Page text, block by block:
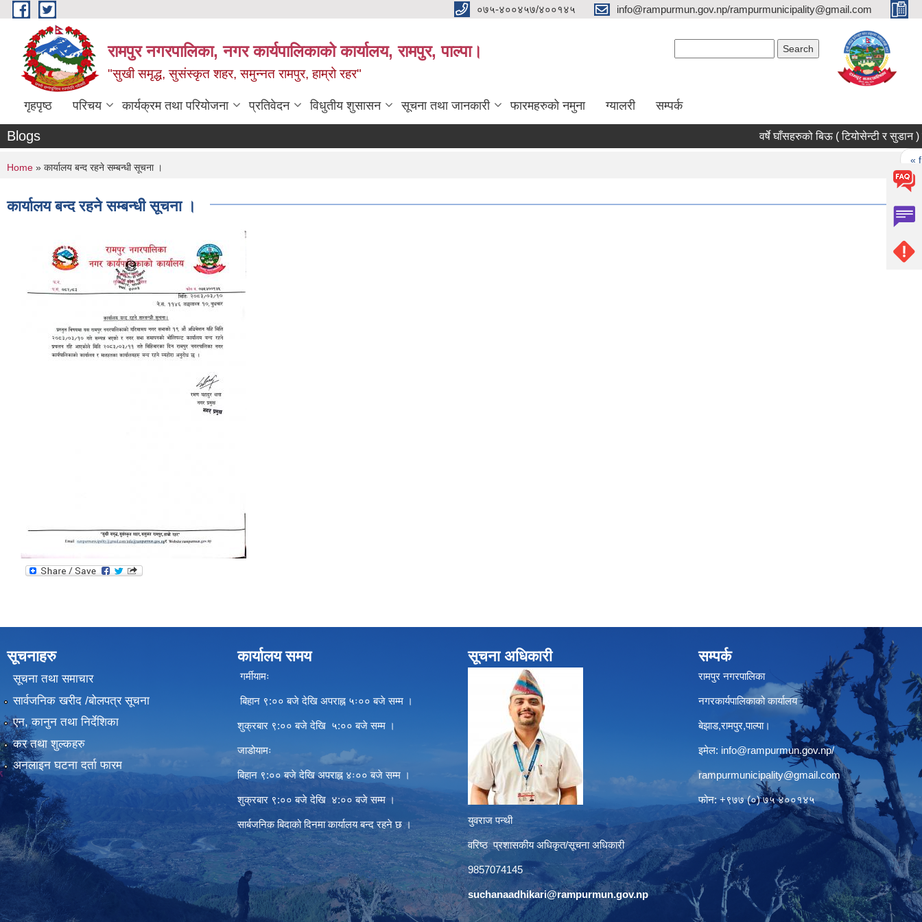
Skip to main content ०७५-४००४५७/४००१४५ info@rampurmun.gov.np/rampurmunicipality@gmail.com
रामपुर नगरपालिका, नगर कार्यपालिकाको कार्यालय, रामपुर, पाल्पा।
"सुखी समृद्ध, सुसंस्कृत शहर, समुन्नत रामपुर, हाम्रो रहर"
गृहपृष्ठ परिचय कार्यक्रम तथा परियोजना प्रतिवेदन विधुतीय शुसासन सूचना तथा जानकारी फारमहरुको नमुना ग्यालरी सम्पर्क
Blogs
« first
You are here
Home » कार्यालय बन्द रहने सम्बन्धी सूचना ।
कार्यालय बन्द रहने सम्बन्धी सूचना ।
सूचनाहरु
सूचना तथा समाचार
सार्वजनिक खरीद /बोलपत्र सूचना
एन, कानुन तथा निर्देशिका
कर तथा शुल्कहरु
अनलाइन घटना दर्ता फारम
कार्यालय समय
गर्मीयामः
बिहान ९:०० बजे देखि अपराह्न ५ः०० बजे सम्म ।
शुक्रबार ९:०० बजे देखि ५:०० बजे सम्म ।
जाडोयामः
बिहान ९:०० बजे देखि अपराह्न ४ः०० बजे सम्म ।
शुक्रबार ९:०० बजे देखि ४:०० बजे सम्म ।
सार्बजनिक बिदाको दिनमा कार्यालय बन्द रहने छ ।
सूचना अधिकारी
युवराज पन्थी
वरिष्ठ प्रशासकीय अधिकृत/सूचना अधिकारी
9857074145
suchanaadhikari@rampurmun.gov.np
सम्पर्क
रामपुर नगरपालिका
नगरकार्यपालिकाको कार्यालय
बेझाड,रामपुर,पाल्पा।
इमेल: info@rampurmun.gov.np/
rampurmunicipality@gmail.com
फोन: +९७७ (०) ७५ ४००१४५